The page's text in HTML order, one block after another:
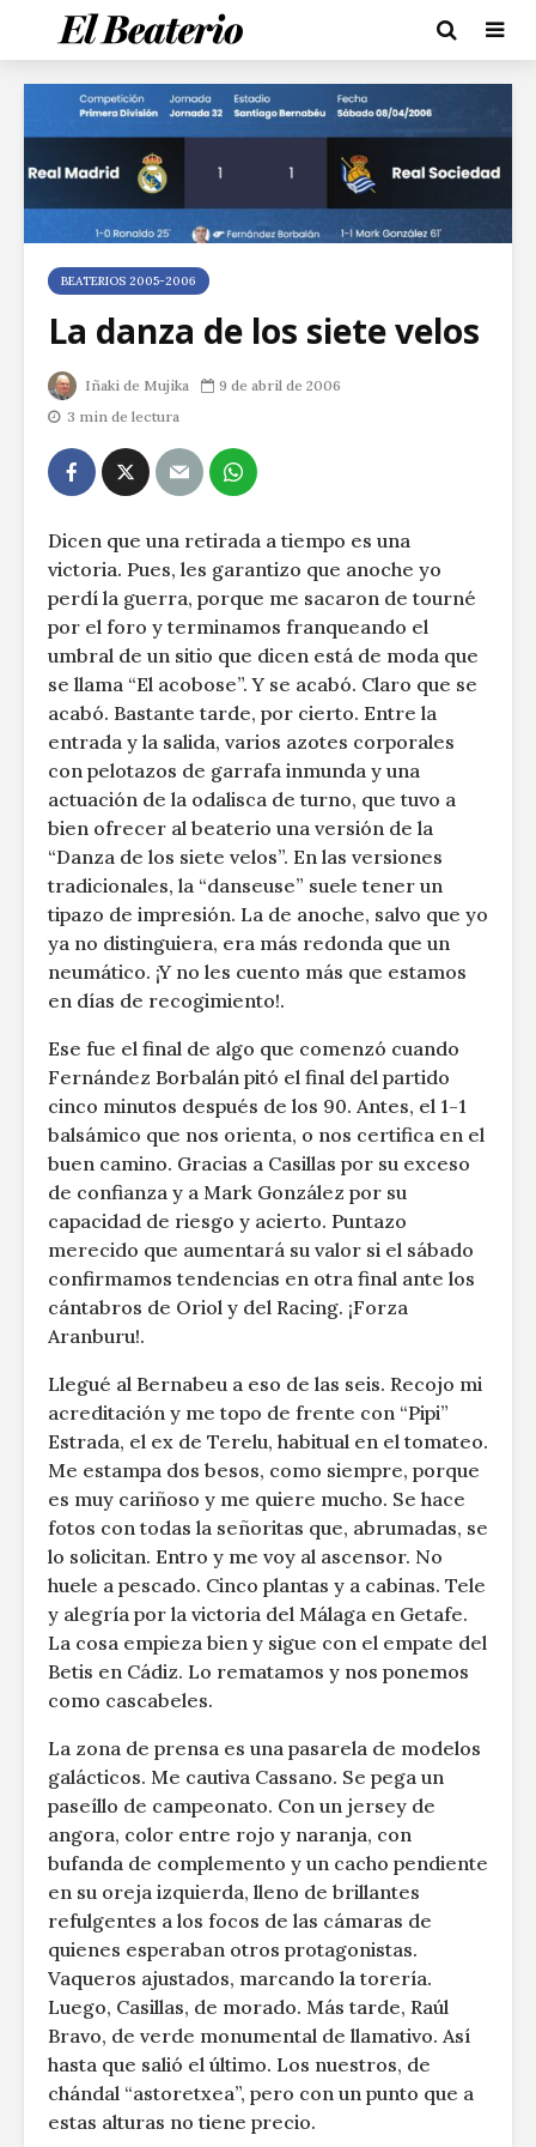
BEATERIOS 2005-2006
La danza de los siete velos
Iñaki de Mujika
9 de abril de 2006
3 min de lectura
Dicen que una retirada a tiempo es una
victoria. Pues, les garantizo que anoche yo
perdí la guerra, porque me sacaron de tourné
por el foro y terminamos franqueando el
umbral de un sitio que dicen está de moda que
se llama “El acobose”. Y se acabó. Claro que se
acabó. Bastante tarde, por cierto. Entre la
entrada y la salida, varios azotes corporales
con pelotazos de garrafa inmunda y una
actuación de la odalisca de turno, que tuvo a
bien ofrecer al beaterio una versión de la
“Danza de los siete velos”. En las versiones
tradicionales, la “danseuse” suele tener un
tipazo de impresión. La de anoche, salvo que yo
ya no distinguiera, era más redonda que un
neumático. ¡Y no les cuento más que estamos
en días de recogimiento!.
Ese fue el final de algo que comenzó cuando
Fernández Borbalán pitó el final del partido
cinco minutos después de los 90. Antes, el 1-1
balsámico que nos orienta, o nos certifica en el
buen camino. Gracias a Casillas por su exceso
de confianza y a Mark González por su
capacidad de riesgo y acierto. Puntazo
merecido que aumentará su valor si el sábado
confirmamos tendencias en otra final ante los
cántabros de Oriol y del Racing. ¡Forza
Aranburu!.
Llegué al Bernabeu a eso de las seis. Recojo mi
acreditación y me topo de frente con “Pipi”
Estrada, el ex de Terelu, habitual en el tomateo.
Me estampa dos besos, como siempre, porque
es muy cariñoso y me quiere mucho. Se hace
fotos con todas la señoritas que, abrumadas, se
lo solicitan. Entro y me voy al ascensor. No
huele a pescado. Cinco plantas y a cabinas. Tele
y alegría por la victoria del Málaga en Getafe.
La cosa empieza bien y sigue con el empate del
Betis en Cádiz. Lo rematamos y nos ponemos
como cascabeles.
La zona de prensa es una pasarela de modelos
galácticos. Me cautiva Cassano. Se pega un
paseíllo de campeonato. Con un jersey de
angora, color entre rojo y naranja, con
bufanda de complemento y un cacho pendiente
en su oreja izquierda, lleno de brillantes
refulgentes a los focos de las cámaras de
quienes esperaban otros protagonistas.
Vaqueros ajustados, marcando la torería.
Luego, Casillas, de morado. Más tarde, Raúl
Bravo, de verde monumental de llamativo. Así
hasta que salió el último. Los nuestros, de
chándal “astoretxea”, pero con un punto que a
estas alturas no tiene precio.